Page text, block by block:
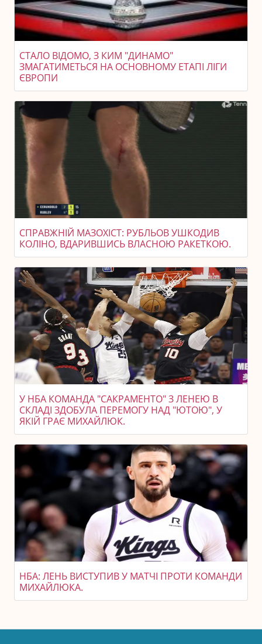
СТАЛО ВІДОМО, З КИМ "ДИНАМО"
ЗМАГАТИМЕТЬСЯ НА ОСНОВНОМУ ЕТАПІ ЛІГИ
ЄВРОПИ
СПРАВЖНІЙ МАЗОХІСТ: РУБЛЬОВ УШКОДИВ
КОЛІНО, ВДАРИВШИСЬ ВЛАСНОЮ РАКЕТКОЮ.
У НБА КОМАНДА "САКРАМЕНТО" З ЛЕНЕЮ В
СКЛАДІ ЗДОБУЛА ПЕРЕМОГУ НАД "ЮТОЮ", У
ЯКІЙ ГРАЄ МИХАЙЛЮК.
НБА: ЛЕНЬ ВИСТУПИВ У МАТЧІ ПРОТИ КОМАНДИ
МИХАЙЛЮКА.